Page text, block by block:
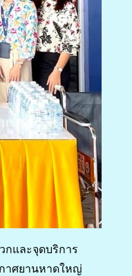
และจุดบริการ
าศยานหาดใหญ่